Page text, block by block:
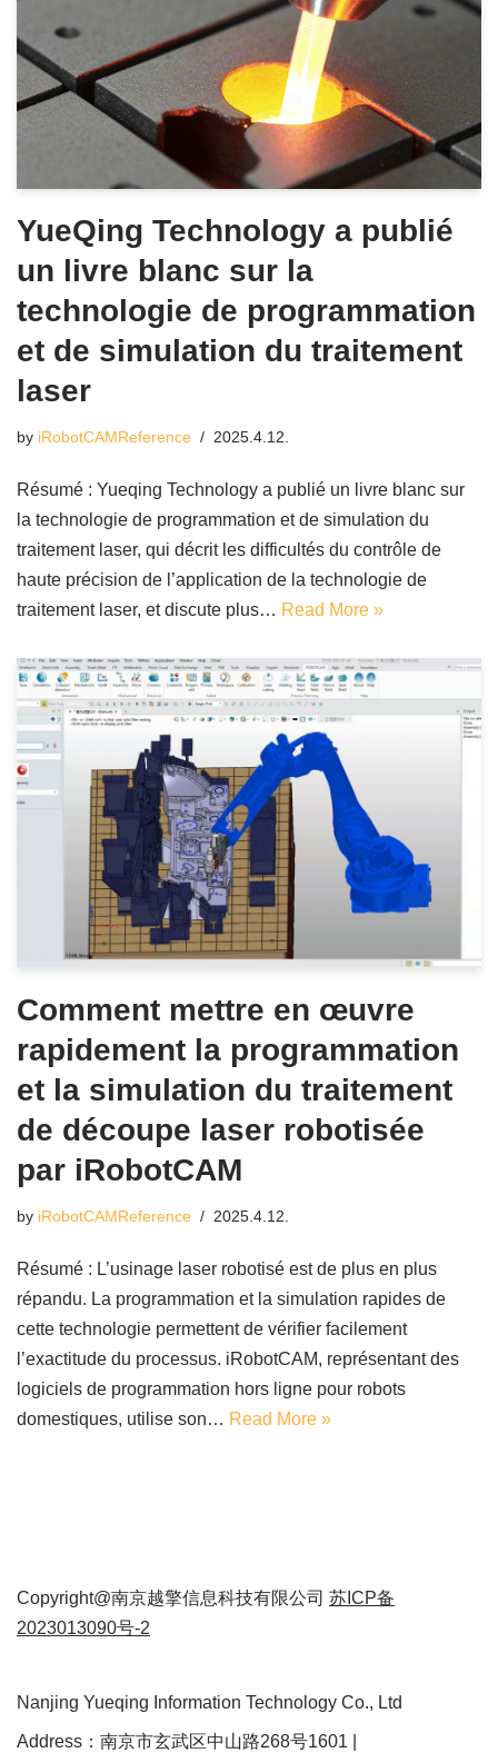
YueQing Technology a publié
un livre blanc sur la
technologie de programmation
et de simulation du traitement
laser
by iRobotCAMReference 2025.4.12.
Résumé : Yueqing Technology a publié un livre blanc sur
la technologie de programmation et de simulation du
traitement laser, qui décrit les difficultés du contrôle de
haute précision de l’application de la technologie de
traitement laser, et discute plus… Read More »
Comment mettre en œuvre
rapidement la programmation
et la simulation du traitement
de découpe laser robotisée
par iRobotCAM
by iRobotCAMReference 2025.4.12.
Résumé : L’usinage laser robotisé est de plus en plus
répandu. La programmation et la simulation rapides de
cette technologie permettent de vérifier facilement
l’exactitude du processus. iRobotCAM, représentant des
logiciels de programmation hors ligne pour robots
domestiques, utilise son… Read More »
Copyright@南京越擎信息科技有限公司 苏ICP备
2023013090号-2
Nanjing Yueqing Information Technology Co., Ltd
Address：南京市玄武区中山路268号1601 |